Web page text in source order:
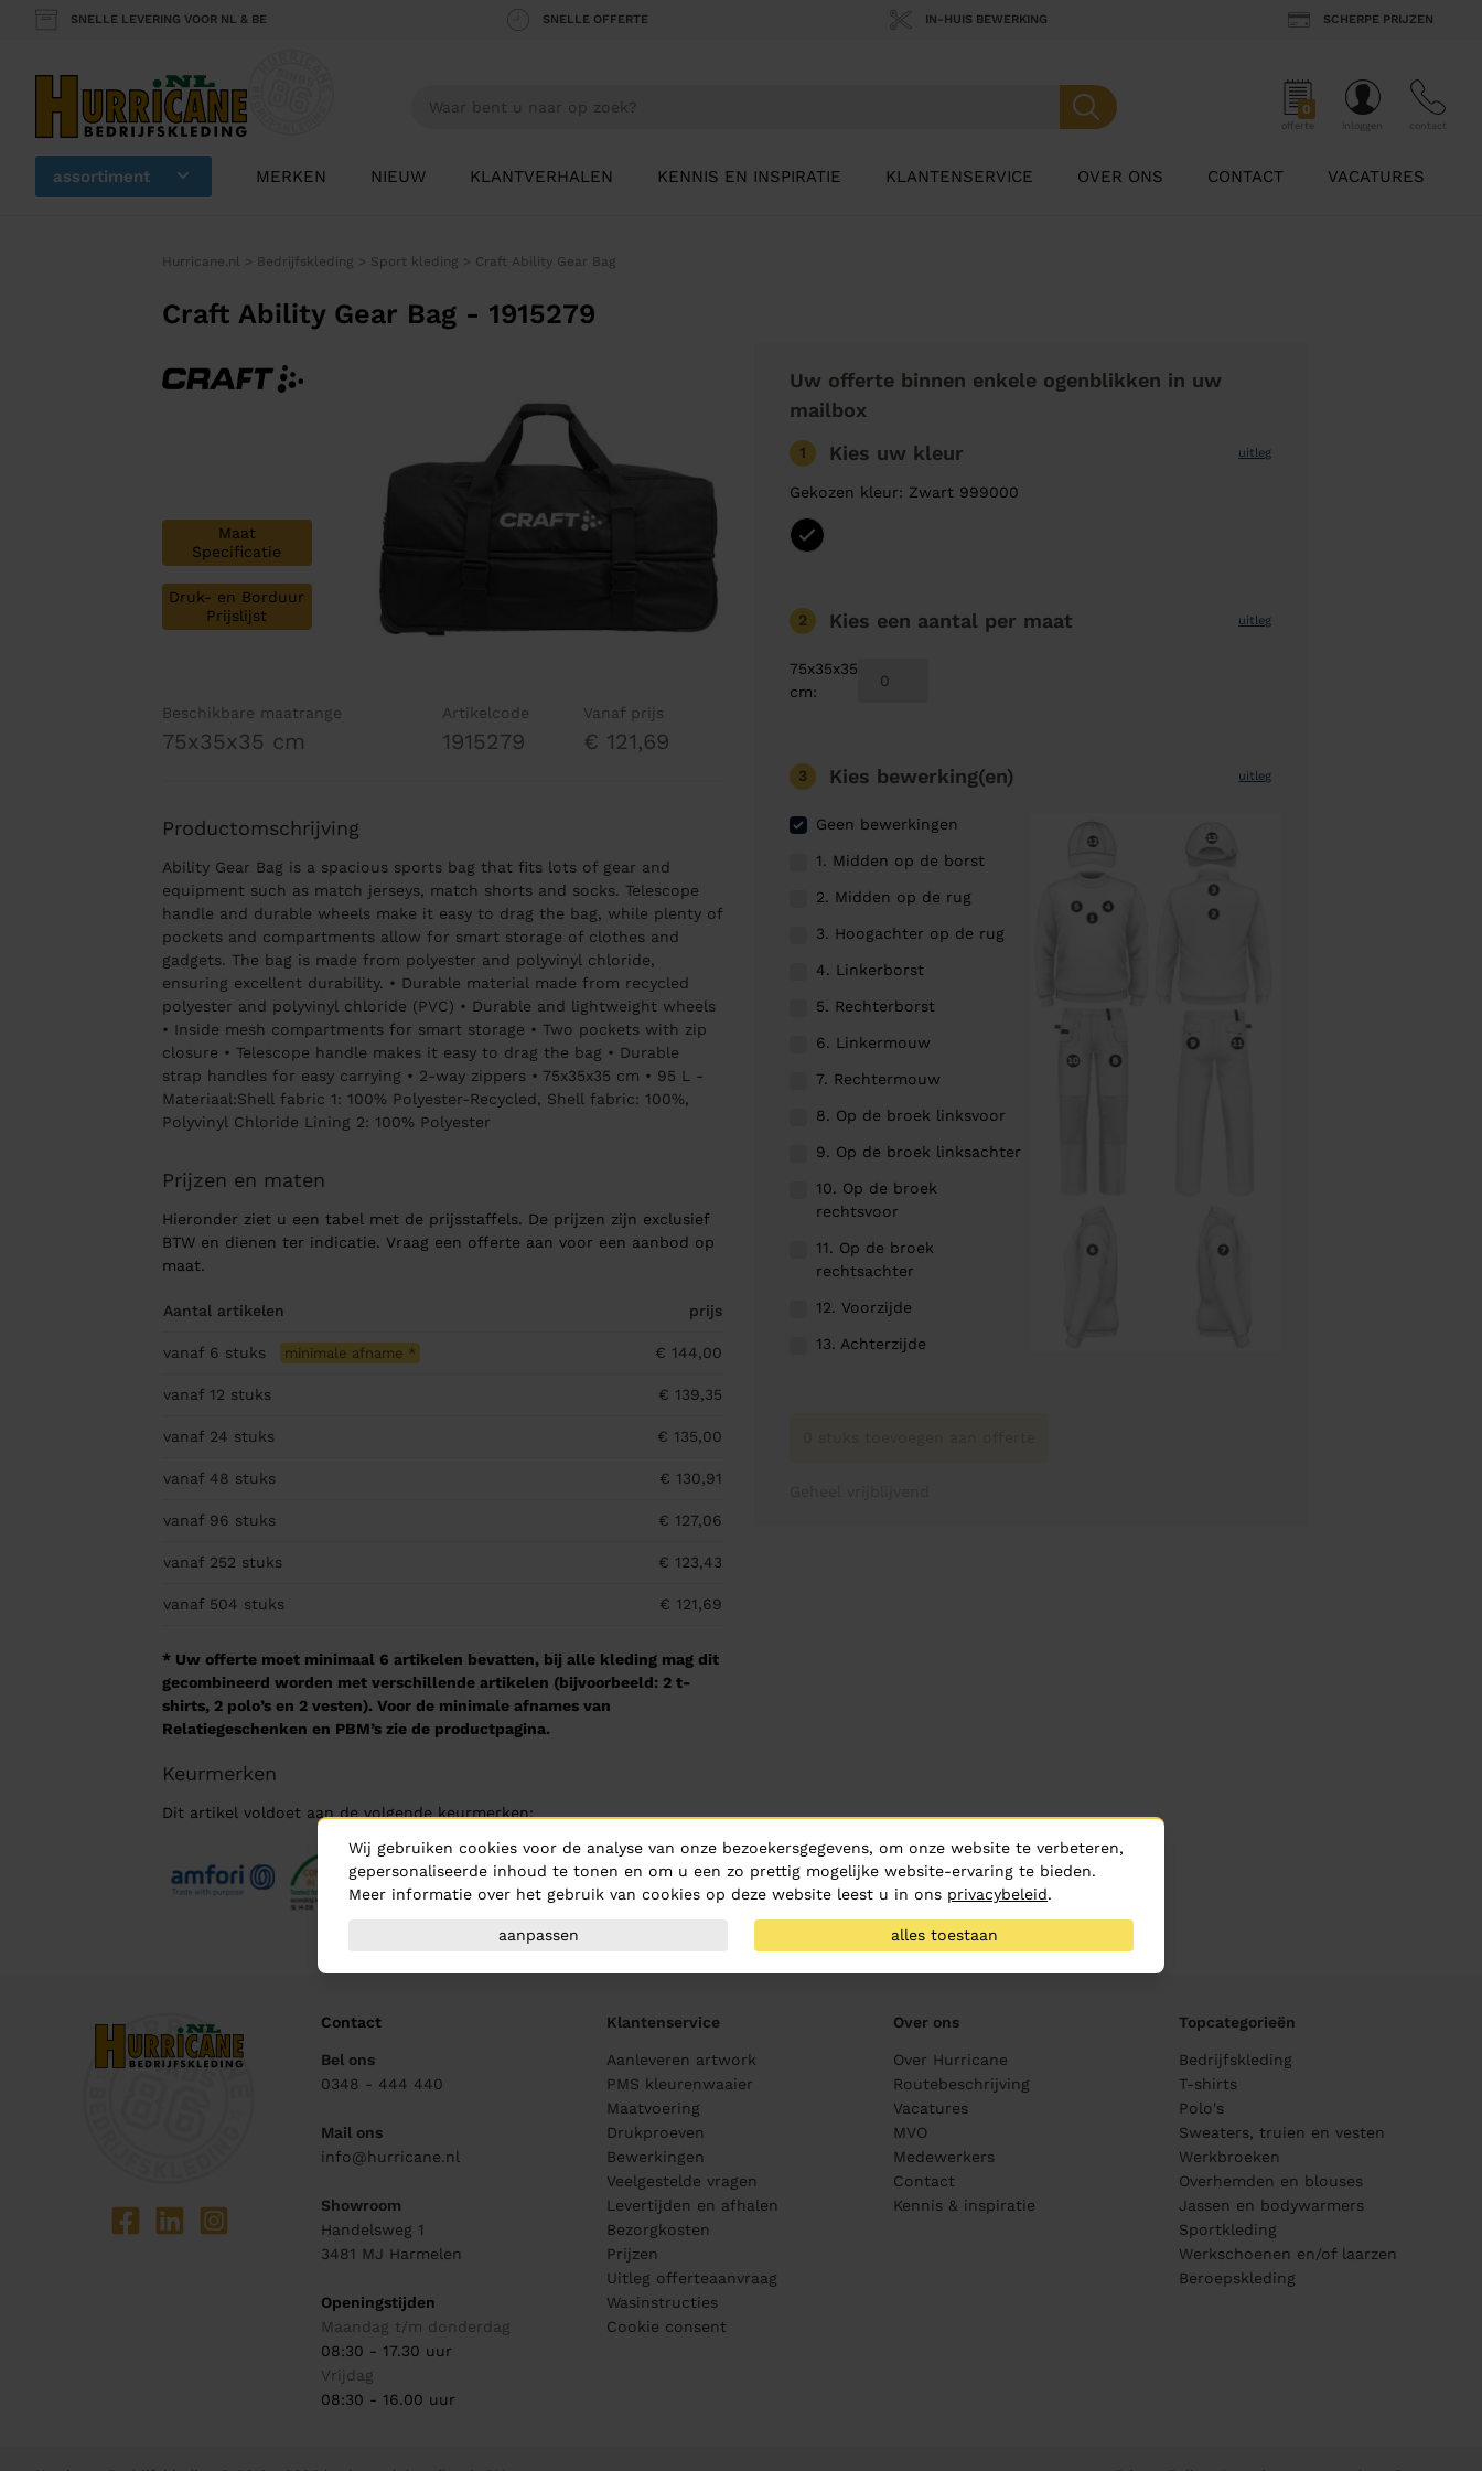
SNELLE LEVERING VOOR NL & BE SNELLE OFFERTE IN-HUIS BEWERKING SCHERPE PRIJZEN
0
offerte inloggen contact
assortiment MERKEN NIEUW KLANTVERHALEN KENNIS EN INSPIRATIE KLANTENSERVICE OVER ONS CONTACT VACATURES
Hurricane.nl > Bedrijfskleding > Sport kleding > Craft Ability Gear Bag
Craft Ability Gear Bag - 1915279
Maat
Specificatie
Druk- en Borduur
Prijslijst
Beschikbare maatrange
75x35x35 cm
Artikelcode
1915279
Vanaf prijs
€ 121,69
Productomschrijving
Ability Gear Bag is a spacious sports bag that fits lots of gear and
equipment such as match jerseys, match shorts and socks. Telescope
handle and durable wheels make it easy to drag the bag, while plenty of
pockets and compartments allow for smart storage of clothes and
gadgets. The bag is made from polyester and polyvinyl chloride,
ensuring excellent durability. • Durable material made from recycled
polyester and polyvinyl chloride (PVC) • Durable and lightweight wheels
• Inside mesh compartments for smart storage • Two pockets with zip
closure • Telescope handle makes it easy to drag the bag • Durable
strap handles for easy carrying • 2-way zippers • 75x35x35 cm • 95 L -
Materiaal:Shell fabric 1: 100% Polyester-Recycled, Shell fabric: 100%,
Polyvinyl Chloride Lining 2: 100% Polyester
Prijzen en maten
Hieronder ziet u een tabel met de prijsstaffels. De prijzen zijn exclusief
BTW en dienen ter indicatie. Vraag een offerte aan voor een aanbod op
maat.
Aantal artikelen prijs
vanaf 6 stuks minimale afname * € 144,00
vanaf 12 stuks € 139,35
vanaf 24 stuks € 135,00
vanaf 48 stuks € 130,91
vanaf 96 stuks € 127,06
vanaf 252 stuks € 123,43
vanaf 504 stuks € 121,69
* Uw offerte moet minimaal 6 artikelen bevatten, bij alle kleding mag dit
gecombineerd worden met verschillende artikelen (bijvoorbeeld: 2 t-
shirts, 2 polo’s en 2 vesten). Voor de minimale afnames van
Relatiegeschenken en PBM’s zie de productpagina.
Keurmerken
Dit artikel voldoet aan de volgende keurmerken:
Uw offerte binnen enkele ogenblikken in uw
mailbox
1 Kies uw kleur uitleg
Gekozen kleur: Zwart 999000
2 Kies een aantal per maat uitleg
75x35x35
cm:
3 Kies bewerking(en) uitleg
Geen bewerkingen
1. Midden op de borst
2. Midden op de rug
3. Hoogachter op de rug
4. Linkerborst
5. Rechterborst
6. Linkermouw
7. Rechtermouw
8. Op de broek linksvoor
9. Op de broek linksachter
10. Op de broek
rechtsvoor
11. Op de broek
rechtsachter
12. Voorzijde
13. Achterzijde
Contact
Bel ons
0348 - 444 440
Mail ons
info@hurricane.nl
Showroom
Handelsweg 1
3481 MJ Harmelen
Openingstijden
Maandag t/m donderdag
08:30 - 17.30 uur
Vrijdag
08:30 - 16.00 uur
Klantenservice
Aanleveren artwork
PMS kleurenwaaier
Maatvoering
Drukproeven
Bewerkingen
Veelgestelde vragen
Levertijden en afhalen
Bezorgkosten
Prijzen
Uitleg offerteaanvraag
Wasinstructies
Cookie consent
Over ons
Over Hurricane
Routebeschrijving
Vacatures
MVO
Medewerkers
Contact
Kennis & inspiratie
Topcategorieën
Bedrijfskleding
T-shirts
Polo's
Sweaters, truien en vesten
Werkbroeken
Overhemden en blouses
Jassen en bodywarmers
Sportkleding
Werkschoenen en/of laarzen
Beroepskleding
Wij gebruiken cookies voor de analyse van onze bezoekersgegevens, om onze website te verbeteren,
gepersonaliseerde inhoud te tonen en om u een zo prettig mogelijke website-ervaring te bieden.
Meer informatie over het gebruik van cookies op deze website leest u in ons privacybeleid.
aanpassen alles toestaan